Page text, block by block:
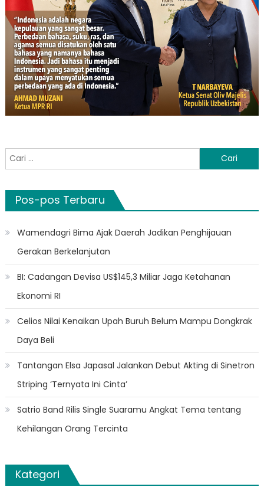
Cari
untuk:
Pos-pos Terbaru
Wamendagri Bima Ajak Daerah Jadikan Penghijauan
Gerakan Berkelanjutan
BI: Cadangan Devisa US$145,3 Miliar Jaga Ketahanan
Ekonomi RI
Celios Nilai Kenaikan Upah Buruh Belum Mampu Dongkrak
Daya Beli
Tantangan Elsa Japasal Jalankan Debut Akting di Sinetron
Striping ‘Ternyata Ini Cinta’
Satrio Band Rilis Single Suaramu Angkat Tema tentang
Kehilangan Orang Tercinta
Kategori